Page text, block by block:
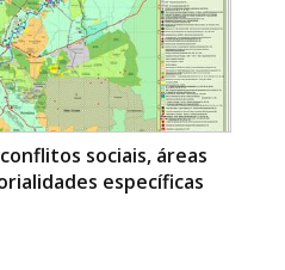
BUSCAR
sociais, áreas
específicas